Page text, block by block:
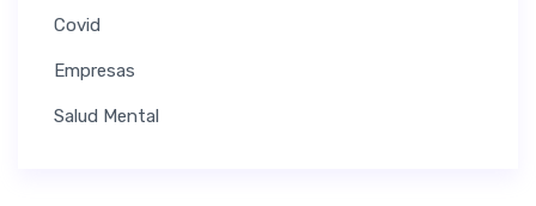
Covid
Empresas
Salud Mental